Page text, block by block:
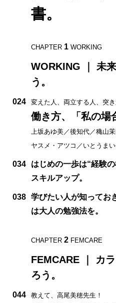
書。
CHAPTER 1 WORKING
WORKING ｜ 未
う。
024 変えた人、両立する人、突き
働き方、「私の場
上坂あゆ美／後知代／穐山
ヤスメ・アツコ／いとうま
034
はじめの一歩は“経験
スキルアップ。
038 学びたい人が知ってお
は大人の勉強法を。
CHAPTER 2 FEMCARE
FEMCARE ｜ カ
ろう。
044 教えて、高尾美穂先生！